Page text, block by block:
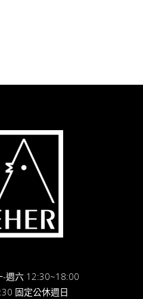
-週六 12:30~18:00
固定公休週日